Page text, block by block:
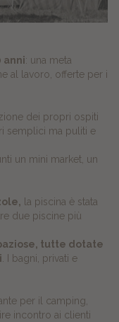
anni: una meta
al lavoro, offerte per i
dei propri ospiti
semplici ma puliti e
un mini market, un
la piscina è stata
due piscine più
tutte dotate
. I bagni, privati e
per il camping,
incontro ai clienti